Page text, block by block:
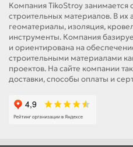
Компания TikoStroy занимается
строительных материалов. В их
геоматериалы, изоляция,
инструменты. Компания
и ориентирована на
строительными материалами
проектов. На сайте компании
доставки, способы оплаты и